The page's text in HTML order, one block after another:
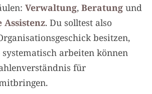
Verwaltung, Beratung und
. Du solltest also
besitzen,
arbeiten können
für